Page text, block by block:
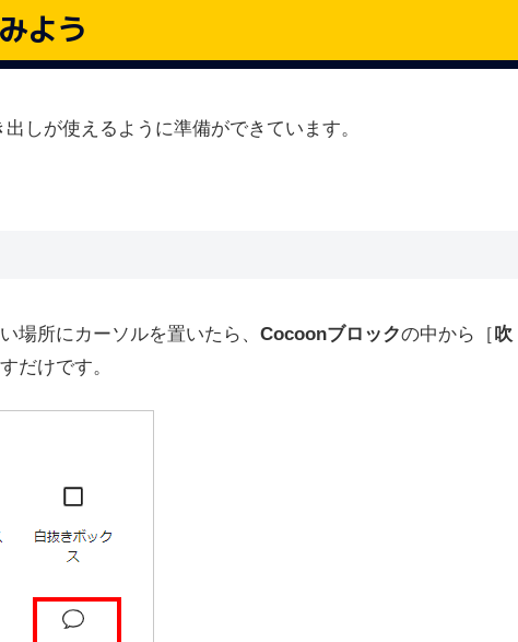
よう
しが使えるように準備ができています。
場所にカーソルを置いたら、 Cocoonブロックの中から［吹
だけです。